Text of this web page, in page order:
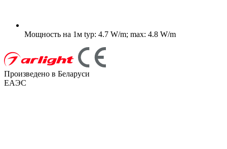
Мощность на 1м typ: 4.7 W/m; max: 4.8 W/m
Произведено в Беларуси
ЕАЭС